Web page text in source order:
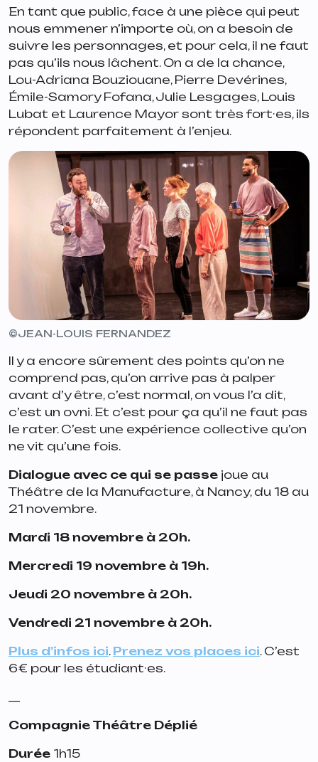
En tant que public, face à une pièce qui peut
nous emmener n’importe où, on a besoin de
suivre les personnages, et pour cela, il ne faut
pas qu’ils nous lâchent. On a de la chance,
Lou-Adriana Bouziouane, Pierre Devérines,
Émile-Samory Fofana, Julie Lesgages, Louis
Lubat et Laurence Mayor sont très fort·es, ils
répondent parfaitement à l’enjeu.
©JEAN-LOUIS FERNANDEZ
Il y a encore sûrement des points qu’on ne
comprend pas, qu’on arrive pas à palper
avant d’y être, c’est normal, on vous l’a dit,
c’est un ovni. Et c’est pour ça qu’il ne faut pas
le rater. C’est une expérience collective qu’on
ne vit qu’une fois.
Dialogue avec ce qui se passe joue au
Théâtre de la Manufacture, à Nancy, du 18 au
21 novembre.
Mardi 18 novembre à 20h.
Mercredi 19 novembre à 19h.
Jeudi 20 novembre à 20h.
Vendredi 21 novembre à 20h.
Plus d’infos ici. Prenez vos places ici. C’est
6€ pour les étudiant·es.
Compagnie Théâtre Déplié
Durée 1h15